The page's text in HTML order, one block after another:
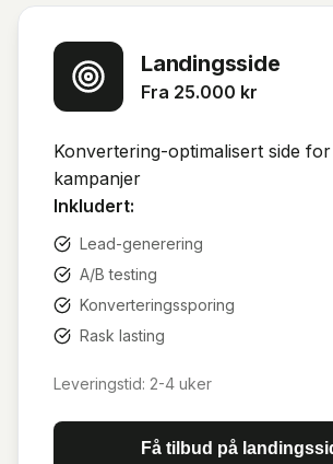
Landingsside
Fra 25.000 kr
Konvertering-optimalisert side
kampanjer
Inkludert:
Lead-generering
A/B testing
Konverteringssporing
Rask lasting
Leveringstid: 2-4 uker
Få tilbud på